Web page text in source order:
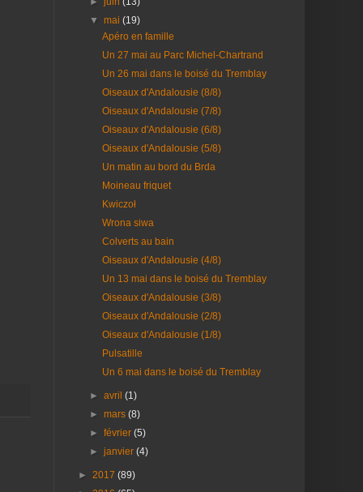
▼mai(19)
Apéro en famille
Un 27 mai au Parc Michel-Chartrand
Un 26 mai dans le boisé du Tremblay
Oiseaux d'Andalousie (8/8)
Oiseaux d'Andalousie (7/8)
Oiseaux d'Andalousie (6/8)
Oiseaux d'Andalousie (5/8)
Un matin au bord du Brda
Moineau friquet
Kwiczoł
Wrona siwa
Colverts au bain
Oiseaux d'Andalousie (4/8)
Un 13 mai dans le boisé du Tremblay
Oiseaux d'Andalousie (3/8)
Oiseaux d'Andalousie (2/8)
Oiseaux d'Andalousie (1/8)
Pulsatille
Un 6 mai dans le boisé du Tremblay
►avril(1)
►mars(8)
►février(5)
►janvier(4)
► 2017 (89)